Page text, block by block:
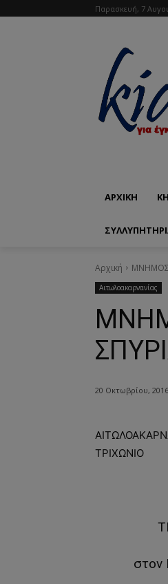
Παρασκευή, 7
ΑΡΧΙΚΗ
Αρχική
Αιτωλοακαρνανίας
20 Οκτωβρίου, 2016
ΤΡΙΧΩΝΙΟ
στον